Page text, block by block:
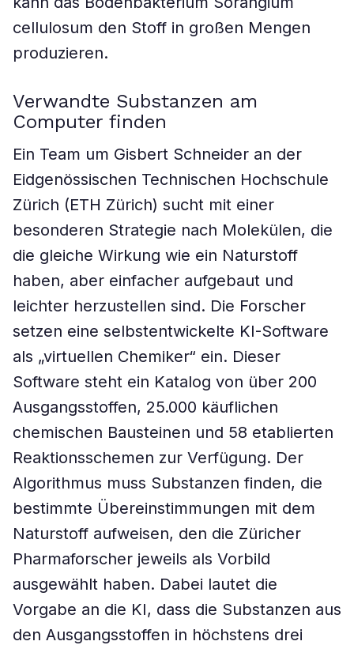
cellulosum den Stoff in großen Mengen
produzieren.
Verwandte Substanzen am
Computer finden
Ein Team um Gisbert Schneider an der
Eidgenössischen Technischen Hochschule
Zürich (ETH Zürich) sucht mit einer
besonderen Strategie nach Molekülen, die
die gleiche Wirkung wie ein Naturstoff
haben, aber einfacher aufgebaut und
leichter herzustellen sind. Die Forscher
setzen eine selbstentwickelte KI-Software
als „virtuellen Chemiker“ ein. Dieser
Software steht ein Katalog von über 200
Ausgangsstoffen, 25.000 käuflichen
chemischen Bausteinen und 58 etablierten
Reaktionsschemen zur Verfügung. Der
Algorithmus muss Substanzen finden, die
bestimmte Übereinstimmungen mit dem
Naturstoff aufweisen, den die Züricher
Pharmaforscher jeweils als Vorbild
ausgewählt haben. Dabei lautet die
Vorgabe an die KI, dass die Substanzen aus
den Ausgangsstoffen in höchstens drei